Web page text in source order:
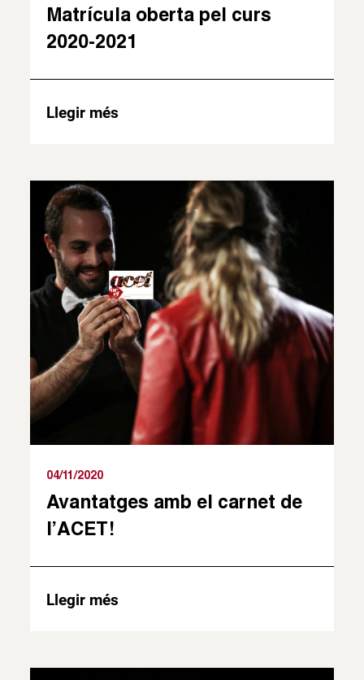
Matrícula oberta pel curs
2020-2021
Llegir més
04/11/2020
Avantatges amb el carnet de
l’ACET!
Llegir més